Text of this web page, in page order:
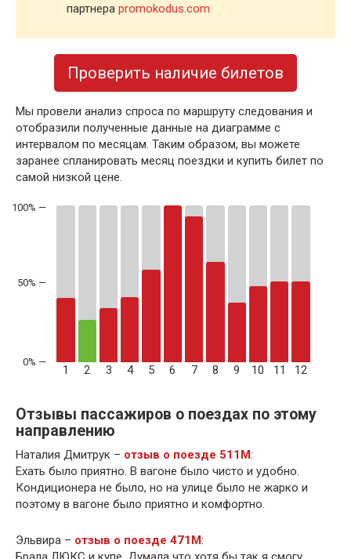
партнера promokodus.com
Проверить наличие билетов
Мы провели анализ спроса по маршруту следования и
отобразили полученные данные на диаграмме с
интервалом по месяцам. Таким образом, вы можете
заранее спланировать месяц поездки и купить билет по
самой низкой цене.
50% —
1 2 3 4 5 6 7 8 9 10 11 12
Отзывы пассажиров о поездах по этому
направлению
Наталия Дмитрук – отзыв о поезде 511М:
Ехать было приятно. В вагоне было чисто и удобно.
Кондиционера не было, но на улице было не жарко и
поэтому в вагоне было приятно и комфортно.
Эльвира – отзыв о поезде 471М: